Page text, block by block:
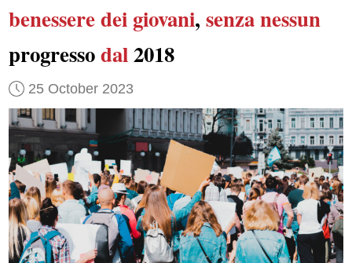
benessere dei giovani, senza nessun
progressodal2018
25 October 2023